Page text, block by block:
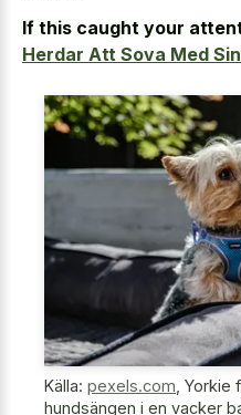
If this caught your
Herdar Att Sova Med
Källa: pexels.com Yorkie
hundsängen i en vacker